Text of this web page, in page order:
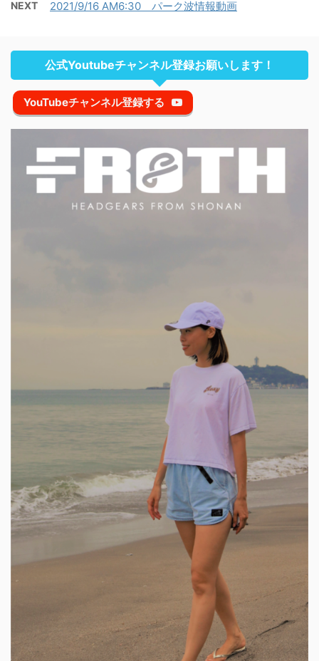
NEXT 2021/9/16 AM6:30 パーク波情報動画
公式Youtubeチャンネル登録お願いします！
YouTubeチャンネル登録する